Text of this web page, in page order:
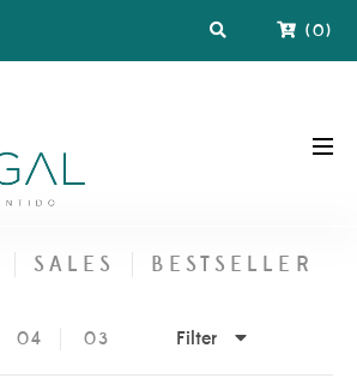
(0)
SALES BESTSELLER
04 03 Filter